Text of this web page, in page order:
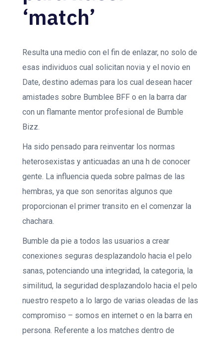
‘match’
Resulta una medio con el fin de enlazar, no solo de
esas individuos cual solicitan novia y el novio en
Date, destino ademas para los cual desean hacer
amistades sobre Bumblee BFF o en la barra dar
con un flamante mentor profesional de Bumble
Bizz.
Ha sido pensado para reinventar los normas
heterosexistas y anticuadas an una h de conocer
gente. La influencia queda sobre palmas de las
hembras, ya que son senoritas algunos que
proporcionan el primer transito en el comenzar la
chachara.
Bumble da pie a todos las usuarios a crear
conexiones seguras desplazandolo hacia el pelo
sanas, potenciando una integridad, la categoria, la
similitud, la seguridad desplazandolo hacia el pelo
nuestro respeto a lo largo de varias oleadas de las
compromiso – somos en internet o en la barra en
persona. Referente a los matches dentro de